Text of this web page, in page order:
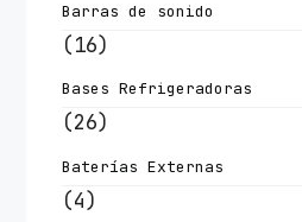
Barras de sonido
(16)
Bases Refrigeradoras
(26)
Baterías Externas
(4)